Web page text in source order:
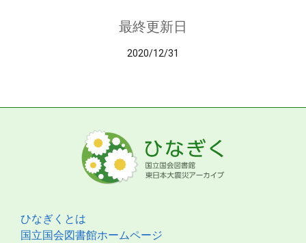
最終更新日
2020/12/31
ひなぎくとは
国立国会図書館ホームページ